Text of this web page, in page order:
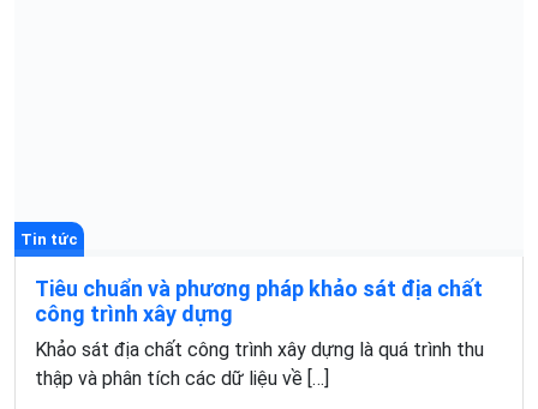
Tin tức
Tiêu chuẩn và phương pháp khảo sát địa chất
công trình xây dựng​
Khảo sát địa chất công trình xây dựng là quá trình thu
thập và phân tích các dữ liệu về […]